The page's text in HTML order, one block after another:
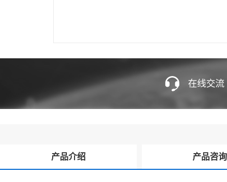
在线交流
产品介绍 产品咨询